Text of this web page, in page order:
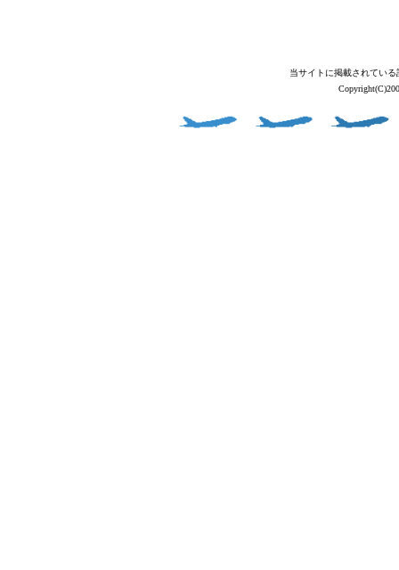
当サイトに掲載されてい
Copyright(C)2004